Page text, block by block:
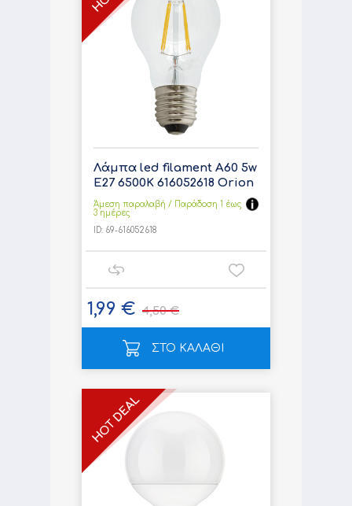
Λάμπα led filament A60 5w
E27 6500K 616052618 Orion
Άμεση παραλαβή / Παράδoση 1 έως
3 ημέρες
ID: 69-616052618
1,99 € 4,50 €
ΣΤΟ ΚΑΛΑΘΙ